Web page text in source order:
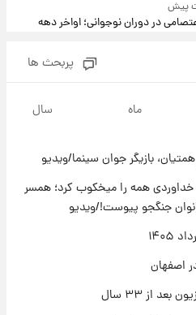
در دوران نوجوانی؛ اواخر دهه
آسمان ظاهر شد
پربحث ها
ماه سال
بازیگر جوان سینما/ویدیو
خداوردی همه را میخکوب کرد؛ همسر
جنگجو پیوست!/ویدیو
اصفهان
از ۳۳ سال